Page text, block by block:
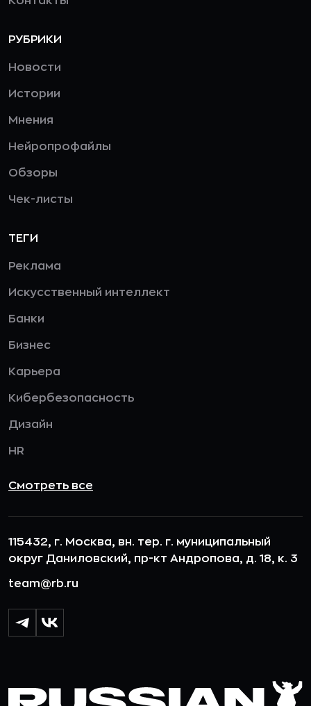
РУБРИКИ
Новости
Истории
Мнения
Нейропрофайлы
Обзоры
Чек-листы
ТЕГИ
Реклама
Искусственный интеллект
Банки
Бизнес
Карьера
Кибербезопасность
Дизайн
HR
Смотреть все
115432, г. Москва, вн. тер. г. муниципальный
округ Даниловский, пр-кт Андропова, д. 18, к. 3
team@rb.ru